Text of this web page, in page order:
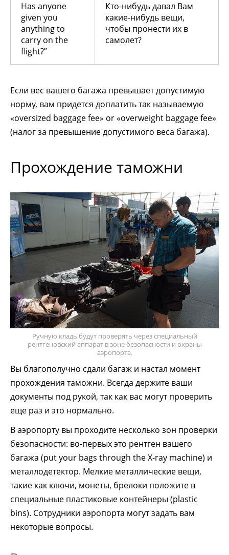
Has anyone
given you
anything to
carry on the
flight?”
Кто-нибудь давал Вам
какие-нибудь вещи,
чтобы пронести их в
самолет?
Если вес вашего багажа превышает допустимую
норму, вам придется доплатить так называемую
«oversized baggage fee» or «overweight baggage fee»
(налог за превышение допустимого веса багажа).
Прохождение таможни
Ручную кладь будут проверять через специальный
рентгеновский аппарат в зоне безопасности и охраны
аэропорта.
Вы благополучно сдали багаж и настал момент
прохождения таможни. Всегда держите ваши
документы под рукой, так как вас могут проверить
еще раз и это нормально.
В аэропорту вы проходите несколько зон проверки
безопасности: во-первых это рентген вашего
багажа (put your bags through the X-ray machine) и
металлодетектор. Мелкие металлические вещи,
такие как ключи, монеты, брелоки положите в
специальные пластиковые контейнеры (plastic
bins). Сотрудники аэропорта могут задать вам
некоторые вопросы.